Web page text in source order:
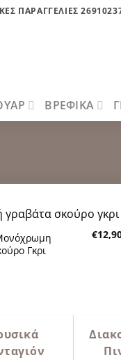
ΠΑΡΑΓΓΕΛΙΕΣ
ΒΡΕΦΙΚΑ
Γκρι
€